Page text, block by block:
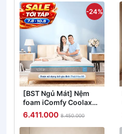
-24%
[BST Ngủ Mát] Nệm
foam iComfy Coolax
đa tầng thoáng mát,
massage thư giãn dày
15cm
6.411.000 8.450.000